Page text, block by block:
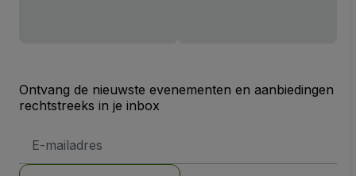
Ontvang de nieuwste evenementen en aanbiedingen
rechtstreeks in je inbox
mailadres